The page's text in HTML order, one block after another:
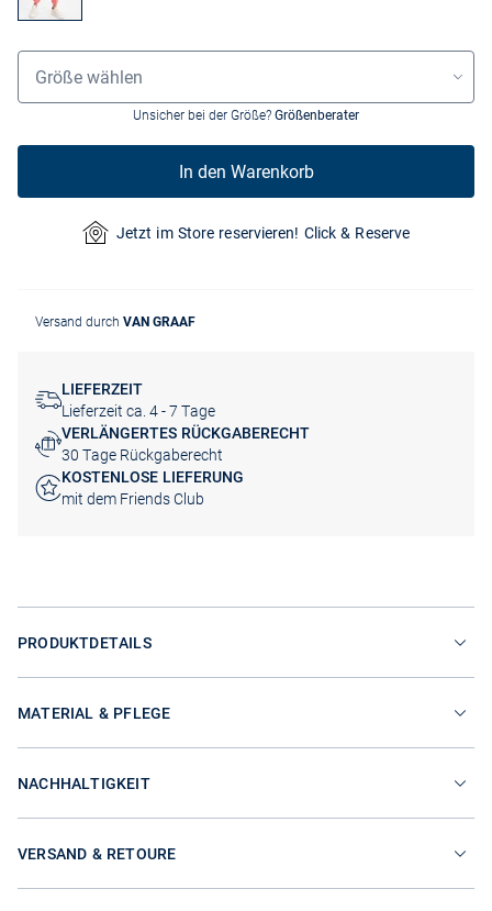
Größenauswahl
Größe wählen
Unsicher bei der Größe? Größenberater
In den Warenkorb
Jetzt im Store reservieren! Click & Reserve
Versand durch VAN GRAAF
LIEFERZEIT
Lieferzeit ca. 4 - 7 Tage
VERLÄNGERTES RÜCKGABERECHT
30 Tage Rückgaberecht
KOSTENLOSE LIEFERUNG
mit dem Friends Club
PRODUKTDETAILS
MATERIAL & PFLEGE
NACHHALTIGKEIT
VERSAND & RETOURE